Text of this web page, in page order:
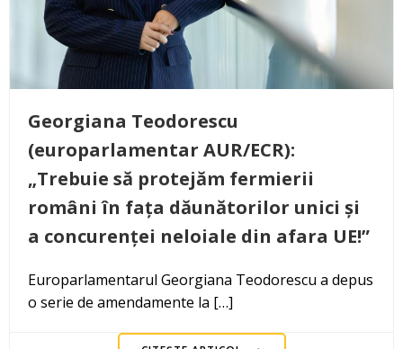
Georgiana Teodorescu
(europarlamentar AUR/ECR):
„Trebuie să protejăm fermierii
români în fața dăunătorilor unici și
a concurenței neloiale din afara UE!”
Europarlamentarul Georgiana Teodorescu a depus
o serie de amendamente la […]